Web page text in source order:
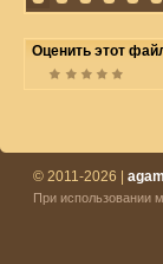
Оценить этот
© 2011-2026 |
При использовании